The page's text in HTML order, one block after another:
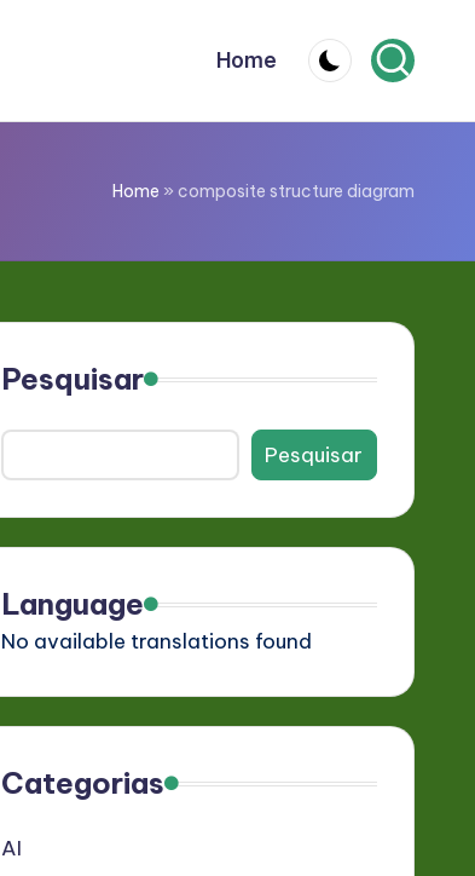
Home
Home » composite structure diagram
Pesquisar
Pesquisar
Language
No available translations found
Categorias
AI